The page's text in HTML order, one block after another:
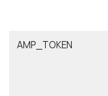
AMP_TOKEN